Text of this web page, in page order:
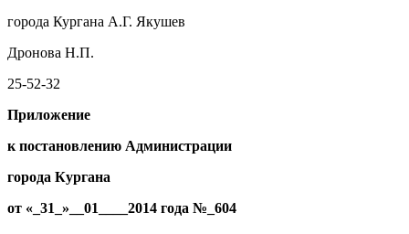
города Кургана А.Г. Якушев
Дронова Н.П.
25-52-32
Приложение
к постановлению Администрации
города Кургана
от «_ 31 _»__ 01 ____2014 года №_ 604